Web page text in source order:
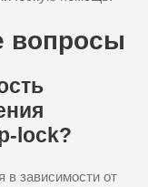
вопросы
lock?
в зависимости от